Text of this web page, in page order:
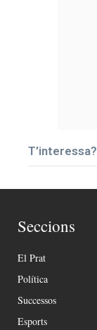
T’interessa?
Seccions
El Prat
Política
Successos
Esports